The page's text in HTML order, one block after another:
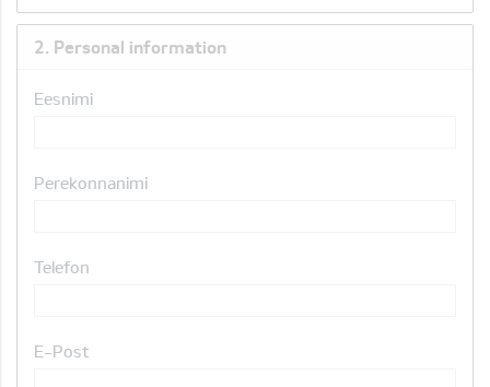
2. Personal information
Eesnimi
Perekonnanimi
Telefon
E-Post